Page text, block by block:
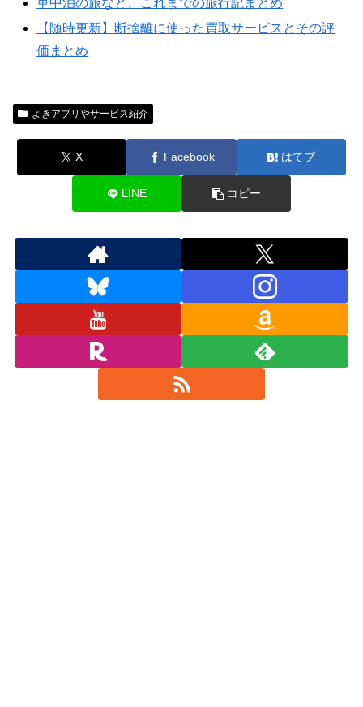
【随時更新】断捨離に使った買取サービスとその評
価まとめ
よきアプリやサービス紹介
X Facebook はてブ
LINE コピー